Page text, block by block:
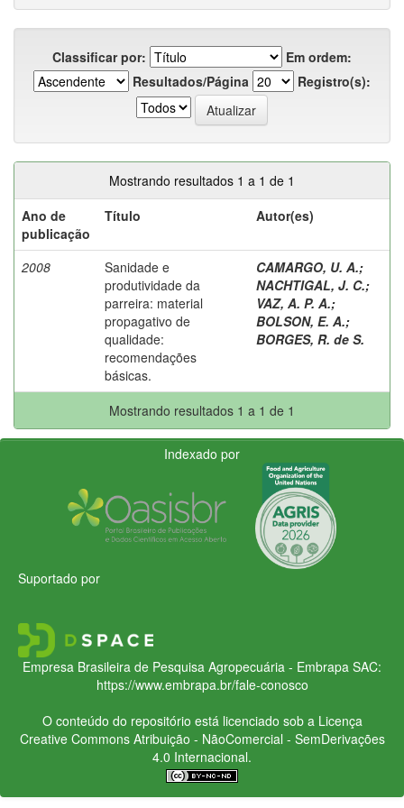
Classificar por:
Em ordem:
Resultados/Página
Registro(s):
Mostrando resultados 1 a 1 de 1
Ano de
publicação
Título Autor(es)
2008
Sanidade e
produtividade da
parreira: material
propagativo de
qualidade:
recomendações
básicas.
CAMARGO, U. A.;
NACHTIGAL, J. C.;
VAZ, A. P. A.;
BOLSON, E. A.;
BORGES, R. de S.
Mostrando resultados 1 a 1 de 1
Indexado por
Suportado por
Empresa Brasileira de Pesquisa Agropecuária - Embrapa SAC:
https://www.embrapa.br/fale-conosco
O conteúdo do repositório está licenciado sob a Licença
Creative CommonsAtribuição - NãoComercial - SemDerivações
4.0 Internacional.